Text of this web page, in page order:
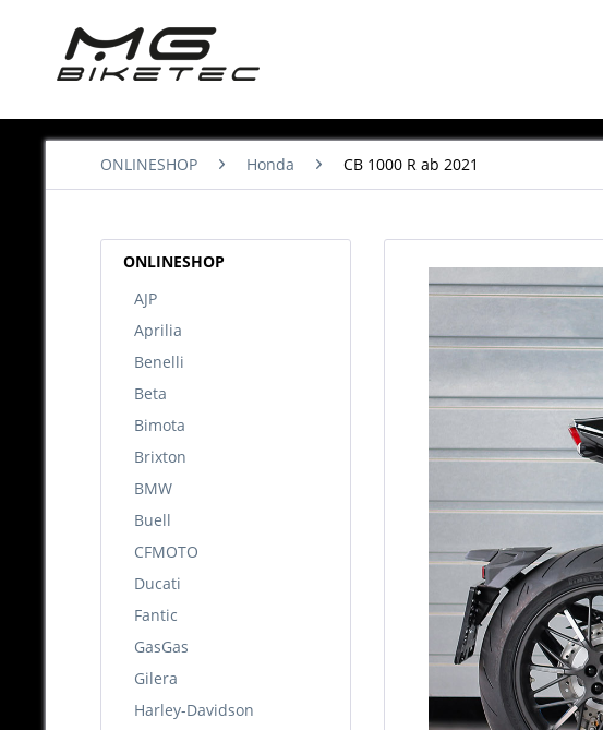
ONLINESHOP Honda CB 1000 R ab 2021
ONLINESHOP
AJP
Aprilia
Benelli
Beta
Bimota
Brixton
BMW
Buell
CFMOTO
Ducati
Fantic
GasGas
Gilera
Harley-Davidson